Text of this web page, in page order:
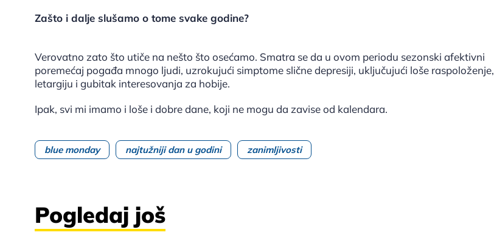
Zašto i dalje slušamo o tome svake godine?
Verovatno zato što utiče na nešto što osećamo. Smatra se da u ovom periodu sezonski afektivni
poremećaj pogađa mnogo ljudi, uzrokujući simptome slične depresiji, uključujući loše raspoloženje,
letargiju i gubitak interesovanja za hobije.
Ipak, svi mi imamo i loše i dobre dane, koji ne mogu da zavise od kalendara.
blue monday najtužniji dan u godini zanimljivosti
Pogledaj još